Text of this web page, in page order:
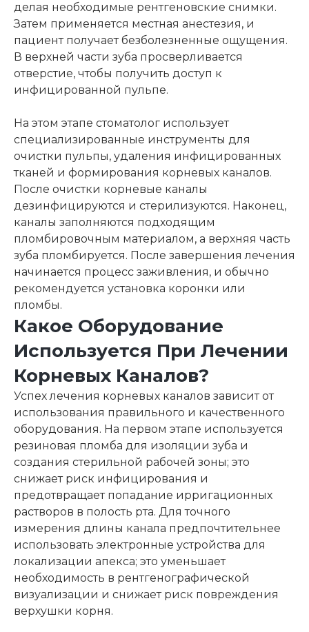
делая необходимые рентгеновские снимки.
Затем применяется местная анестезия, и
пациент получает безболезненные ощущения.
В верхней части зуба просверливается
отверстие, чтобы получить доступ к
инфицированной пульпе.
На этом этапе стоматолог использует
специализированные инструменты для
очистки пульпы, удаления инфицированных
тканей и формирования корневых каналов.
После очистки корневые каналы
дезинфицируются и стерилизуются. Наконец,
каналы заполняются подходящим
пломбировочным материалом, а верхняя часть
зуба пломбируется. После завершения лечения
начинается процесс заживления, и обычно
рекомендуется установка коронки или
пломбы.
Какое Оборудование
Используется При Лечении
Корневых Каналов?
Успех лечения корневых каналов зависит от
использования правильного и качественного
оборудования. На первом этапе используется
резиновая пломба для изоляции зуба и
создания стерильной рабочей зоны; это
снижает риск инфицирования и
предотвращает попадание ирригационных
растворов в полость рта. Для точного
измерения длины канала предпочтительнее
использовать электронные устройства для
локализации апекса; это уменьшает
необходимость в рентгенографической
визуализации и снижает риск повреждения
верхушки корня.